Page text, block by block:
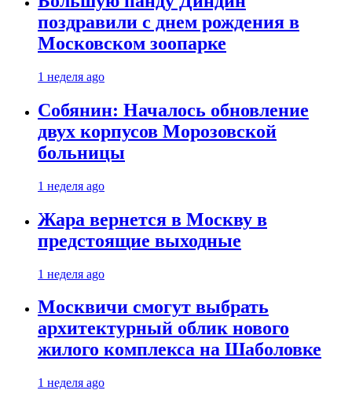
поздравили с днем рождения в
Московском зоопарке
1 неделя ago
Собянин: Началось обновление
двух корпусов Морозовской
больницы
1 неделя ago
Жара вернется в Москву в
предстоящие выходные
1 неделя ago
Москвичи смогут выбрать
архитектурный облик нового
жилого комплекса на Шаболовке
1 неделя ago